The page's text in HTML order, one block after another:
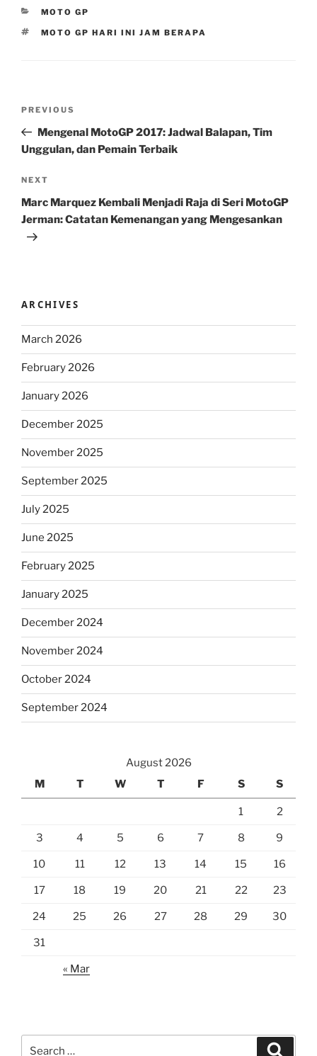
CATEGORIES
MOTO GP
TAGS
MOTO GP HARI INI JAM BERAPA
Previous
Post
PREVIOUS
Mengenal MotoGP 2017: Jadwal Balapan, Tim
Unggulan, dan Pemain Terbaik
Next
Post
NEXT
Marc Marquez Kembali Menjadi Raja di Seri MotoGP
Jerman: Catatan Kemenangan yang Mengesankan
ARCHIVES
March 2026
February 2026
January 2026
December 2025
November 2025
September 2025
July 2025
June 2025
February 2025
January 2025
December 2024
November 2024
October 2024
September 2024
August 2026
M
T W T F S S
1 2
3 4 5 6 7 8 9
10 11 12 13 14 15 16
17 18 19 20 21 22 23
24 25 26 27 28 29 30
31
« Mar